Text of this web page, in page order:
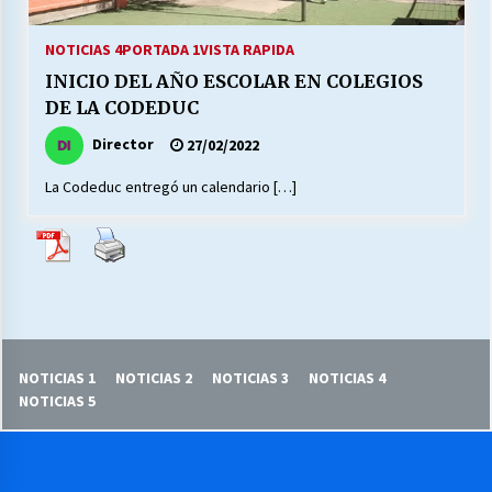
LABORAL:
13/07/2026
25/06/2026
16/06/2026
NOTICIAS 4PORTADA 1VISTA RAPIDA
INICIO DEL AÑO ESCOLAR EN COLEGIOS
DE LA CODEDUC
Director 27/02/2022
La Codeduc entregó un calendario […]
NOTICIAS 1 NOTICIAS 2 NOTICIAS 3
NOTICIAS 4
NOTICIAS 5